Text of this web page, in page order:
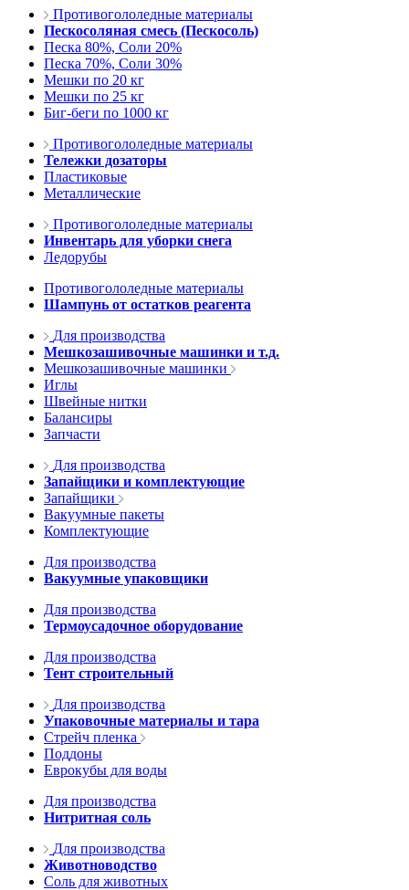
Противогололедные материалы
Пескосоляная смесь (Пескосоль)
Песка 80%, Соли 20%
Песка 70%, Соли 30%
Мешки по 20 кг
Мешки по 25 кг
Биг-беги по 1000 кг
Противогололедные материалы
Тележки дозаторы
Пластиковые
Металлические
Противогололедные материалы
Инвентарь для уборки снега
Ледорубы
Противогололедные материалы
Шампунь от остатков реагента
Для производства
Мешкозашивочные машинки и т.д.
Мешкозашивочные машинки
Иглы
Швейные нитки
Балансиры
Запчасти
Для производства
Запайщики и комплектующие
Запайщики
Вакуумные пакеты
Комплектующие
Для производства
Вакуумные упаковщики
Для производства
Термоусадочное оборудование
Для производства
Тент строительный
Для производства
Упаковочные материалы и тара
Стрейч пленка
Поддоны
Еврокубы для воды
Для производства
Нитритная соль
Для производства
Животноводство
Соль для животных